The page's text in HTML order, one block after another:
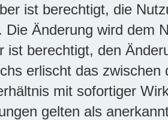
ist berechtigt, die
Die Änderung wird dem
ist berechtigt, den
erlischt das
mit sofortiger
gelten als